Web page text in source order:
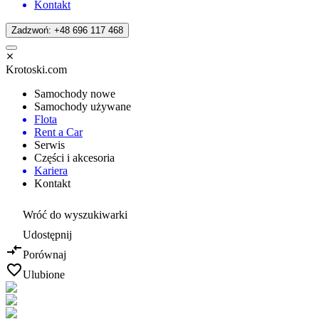
Kontakt
Zadzwoń: +48 696 117 468
Krotoski.com
Samochody nowe
Samochody używane
Flota
Rent a Car
Serwis
Części i akcesoria
Kariera
Kontakt
Wróć do wyszukiwarki
Udostępnij
Porównaj
Ulubione